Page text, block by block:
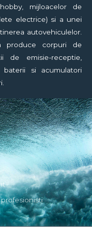
mijloacelor de
electrice) si a unei
autovehiculelor.
produce corpuri de
de emisie-receptie,
si acumulatori